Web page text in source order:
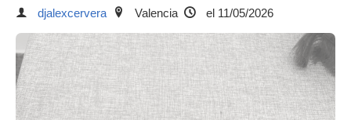
djalexcervera Valencia el 11/05/2026